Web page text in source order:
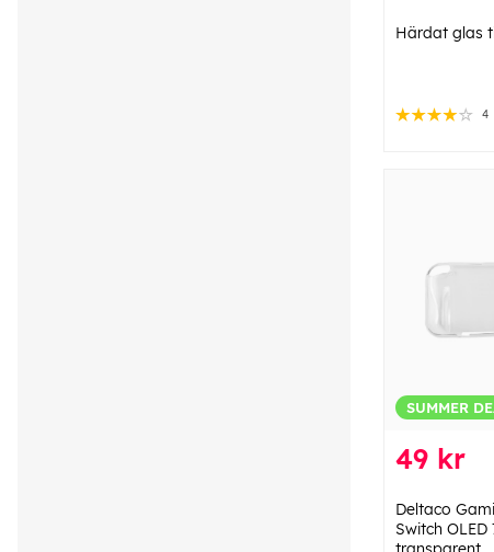
Härdat glas
4
SUMMER
49 kr
Deltaco
Switch OLED